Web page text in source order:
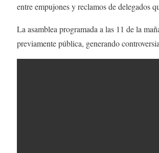
entre empujones y reclamos de delegados
La asamblea programada a las 11 de la
previamente pública, generando